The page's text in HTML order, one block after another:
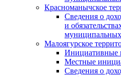
Красноманычское
Сведения о
и
Малоягурское
Инициативные
Местные
Сведения о